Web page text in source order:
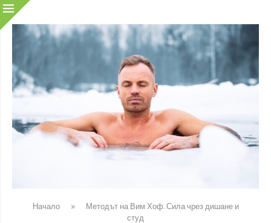
Начало »
Методът на Вим Хоф. Сила чрез дишане и
студ